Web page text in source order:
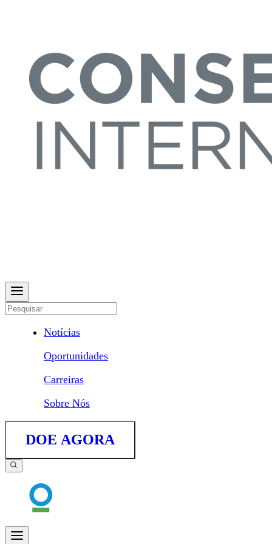
Notícias
Oportunidades
Carreiras
Sobre Nós
DOE AGORA